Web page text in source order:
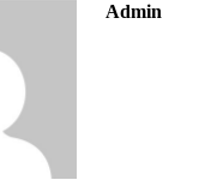
Admin